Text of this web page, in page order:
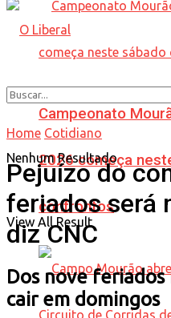
Campeonato
2026 começa
confrontos
Nenhum Resultado
View All Result
Home Cotidiano
Pejuízo do
feriados será
diz CNC
Dos nove feriados
cair em domingos